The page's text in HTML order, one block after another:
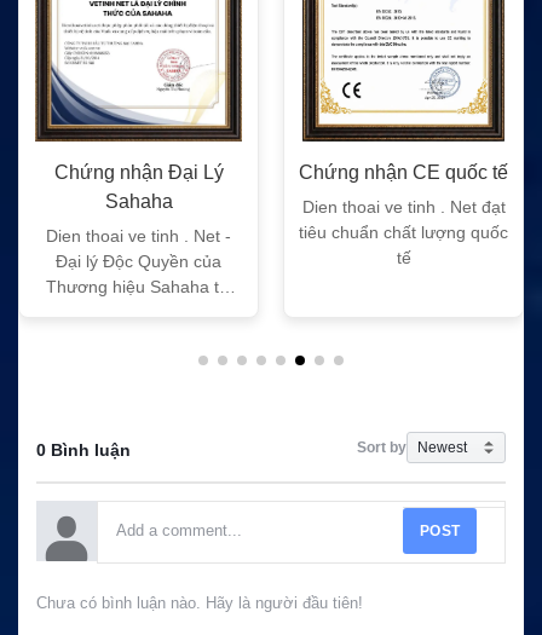
Chứng nhận Đại Lý
Sahaha
Dien thoai ve tinh . Net -
Đại lý Độc Quyền của
Thương hiệu Sahaha tại
Chứng nhận CE quốc tế
Dien thoai ve tinh . Net đạt
tiêu chuẩn chất lượng quốc
tế
0 Bình luận Sort by
POST
Chưa có bình luận nào. Hãy là người đầu tiên!